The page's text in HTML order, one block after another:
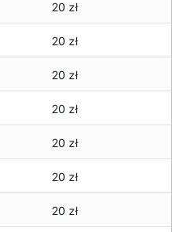
20 zł
20 zł
20 zł
20 zł
20 zł
20 zł
20 zł